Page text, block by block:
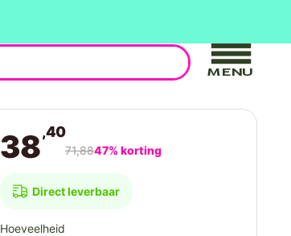
MENU
38,40
71,8847% korting
Direct leverbaar
Hoeveelheid